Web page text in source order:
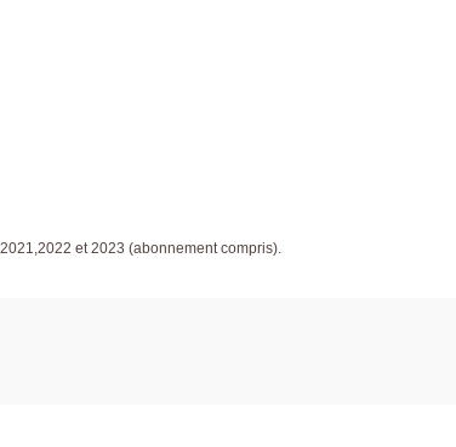
et 2023 (abonnement compris).